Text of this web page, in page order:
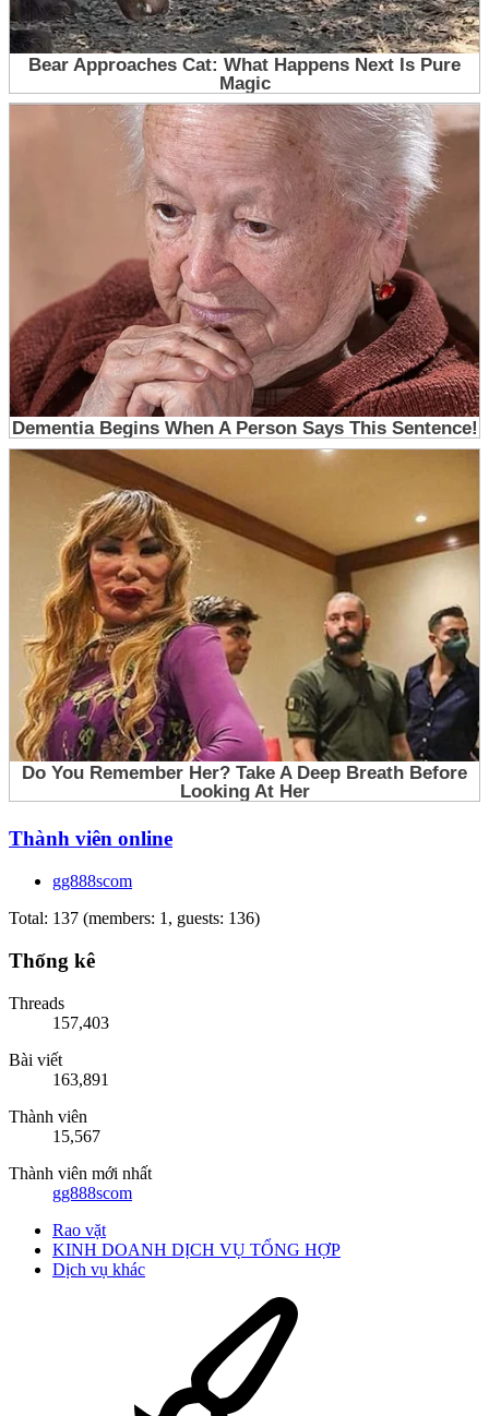
Thành viên online
gg888scom
Total: 137 (members: 1, guests: 136)
Thống kê
Threads
157,403
Bài viết
163,891
Thành viên
15,567
Thành viên mới nhất
gg888scom
Rao vặt
KINH DOANH DỊCH VỤ TỔNG HỢP
Dịch vụ khác